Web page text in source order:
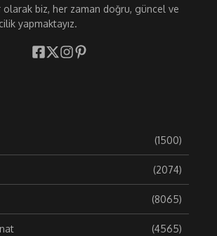
olarak biz, her zaman doğru, güncel ve
yapmaktayız.
(1500)
(2074)
(8065)
(4565)